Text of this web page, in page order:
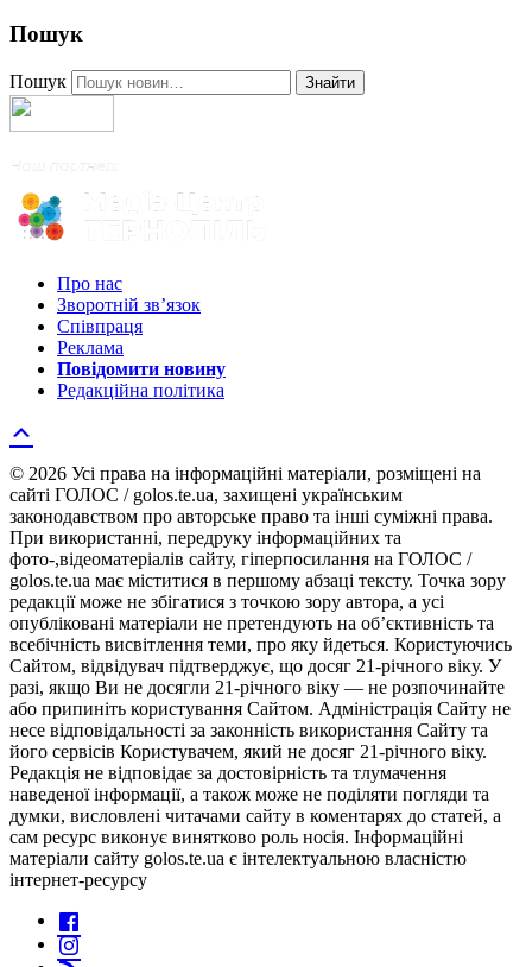
Пошук
Пошук Знайти
Про нас
Зворотній зв’язок
Співпраця
Реклама
Повідомити новину
Редакційна політика
© 2026 Усі права на інформаційні матеріали, розміщені на
сайті ГОЛОС / golos.te.ua, захищені українським
законодавством про авторське право та інші суміжні права.
При використанні, передруку інформаційних та
фото-,відеоматеріалів сайту, гіперпосилання на ГОЛОС /
golos.te.ua має міститися в першому абзаці тексту. Точка зору
редакції може не збігатися з точкою зору автора, а усі
опубліковані матеріали не претендують на об’єктивність та
всебічність висвітлення теми, про яку йдеться. Користуючись
Сайтом, відвідувач підтверджує, що досяг 21-річного віку. У
разі, якщо Ви не досягли 21-річного віку — не розпочинайте
або припиніть користування Сайтом. Адміністрація Сайту не
несе відповідальності за законність використання Сайту та
його сервісів Користувачем, який не досяг 21-річного віку.
Редакція не відповідає за достовірність та тлумачення
наведеної інформації, а також може не поділяти погляди та
думки, висловлені читачами сайту в коментарях до статей, а
сам ресурс виконує винятково роль носія. Інформаційні
матеріали сайту golos.te.ua є інтелектуальною власністю
інтернет-ресурсу